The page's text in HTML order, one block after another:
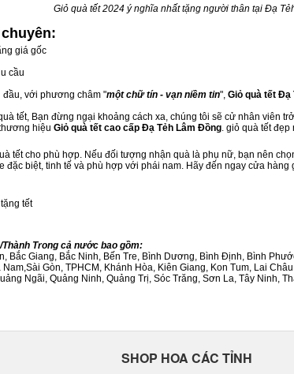
Giỏ quà tết 2024 ý nghĩa nhất tặng người thân tại Đạ
chuyên:
giá gốc
cầu
đầu, với phương châm "một chữ tín - vạn niềm tin", Giỏ quà tết Đạ
tết, Bạn đừng ngại khoảng cách xa, chúng tôi sẽ cử nhân viên
hiệu Giỏ quà tết cao cấp Đạ Tẻh Lâm Đồng. giỏ quà tết
tết cho phù hợp. Nếu đối tượng nhận quà là phụ nữ, bạn nên
đặc biệt, tinh tế và phù hợp với phái nam. Hãy đến ngay cửa
tết
Trong cả nước bao gồm:
Bắc Giang, Bắc Ninh, Bến Tre, Bình Dương, Bình Định, Bình
Gòn, TPHCM, Khánh Hòa, Kiên Giang, Kon Tum, Lai
Ngãi, Quảng Ninh, Quảng Trị, Sóc Trăng, Sơn La, Tây Ninh,
SHOP HOA CÁC TỈNH